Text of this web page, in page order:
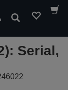
Suchen
Serial,